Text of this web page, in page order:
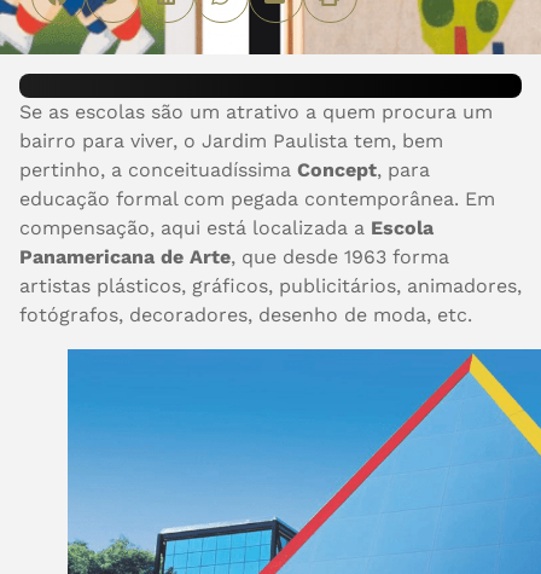
Se as escolas são um atrativo a quem procura um
bairro para viver, o Jardim Paulista tem, bem
pertinho, a conceituadíssima Concept, para
educação formal com pegada contemporânea. Em
compensação, aqui está localizada a Escola
Panamericana de Arte, que desde 1963 forma
artistas plásticos, gráficos, publicitários, animadores,
fotógrafos, decoradores, desenho de moda, etc.